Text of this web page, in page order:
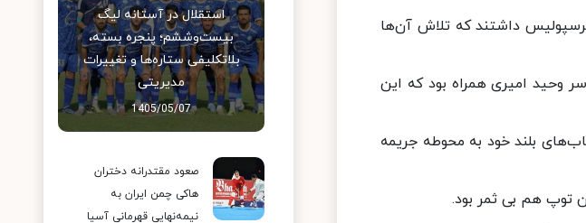
پرسپولیس داشتند که تلاش آن‌ها
سر وحید امیری همراه بود که این
بلند خود به محوطه جریمه
استقلال در آستانه لیگ
بیست‌وششم؛ پنجره بسته،
بلاتکلیفی ستاره‌ها و تغییرات
مدیریتی
1405/05/07
صعود مقتدرانه دختران
هاکی چمن ایران به
نیمه‌نهایی قهرمانی آسیا